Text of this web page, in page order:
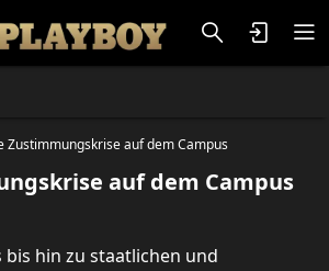
Zustimmungskrise auf dem Campus
auf dem Campus
bis hin zu staatlichen und